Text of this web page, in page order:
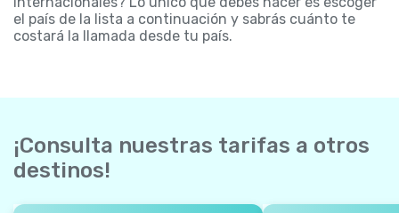
el país de la lista a continuación y sabrás cuánto te
costará la llamada desde tu país.
¡Consulta nuestras tarifas a otros
destinos!